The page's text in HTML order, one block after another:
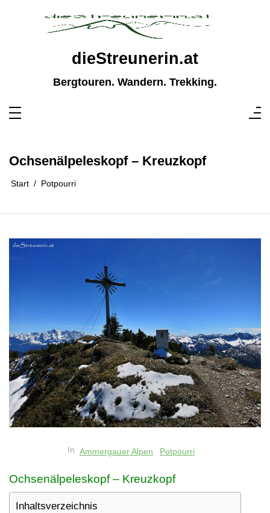
dieStreunerin.at
Bergtouren. Wandern. Trekking.
Ochsenälpeleskopf – Kreuzkopf
Start Potpourri
In Ammergauer Alpen Potpourri
Ochsenälpeleskopf – Kreuzkopf
Inhaltsverzeichnis